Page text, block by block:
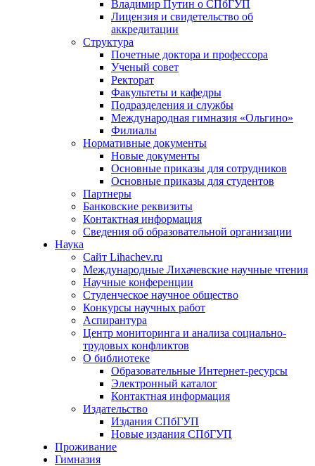
Владимир Путин о СПбГУП
Лицензия и свидетельство об
аккредитации
Структура
Почетные доктора и профессора
Ученый совет
Ректорат
Факультеты и кафедры
Подразделения и службы
Международная гимназия «Ольгино»
Филиалы
Нормативные документы
Новые документы
Основные приказы для сотрудников
Основные приказы для студентов
Партнеры
Банковские реквизиты
Контактная информация
Сведения об образовательной организации
Наука
Сайт Lihachev.ru
Международные Лихачевские научные чтения
Научные конференции
Студенческое научное общество
Конкурсы научных работ
Аспирантура
Центр мониторинга и анализа социально-
трудовых конфликтов
О библиотеке
Образовательные Интернет-ресурсы
Электронный каталог
Контактная информация
Издательство
Издания СПбГУП
Новые издания СПбГУП
Проживание
Гимназия